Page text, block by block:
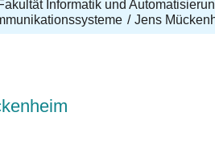
Informatik und
Jens